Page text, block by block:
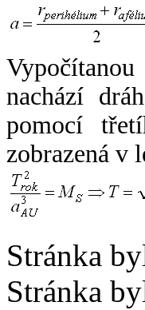
nachází
pomocí
zobrazená v
Stránka
Stránka